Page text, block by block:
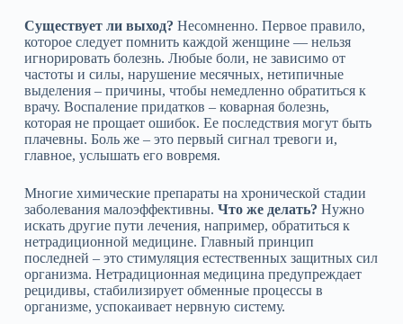
Существует ли выход? Несомненно. Первое правило,
которое следует помнить каждой женщине — нельзя
игнорировать болезнь. Любые боли, не зависимо от
частоты и силы, нарушение месячных, нетипичные
выделения – причины, чтобы немедленно обратиться к
врачу. Воспаление придатков – коварная болезнь,
которая не прощает ошибок. Ее последствия могут быть
плачевны. Боль же – это первый сигнал тревоги и,
главное, услышать его вовремя.
Многие химические препараты на хронической стадии
заболевания малоэффективны. Что же делать? Нужно
искать другие пути лечения, например, обратиться к
нетрадиционной медицине. Главный принцип
последней – это стимуляция естественных защитных сил
организма. Нетрадиционная медицина предупреждает
рецидивы, стабилизирует обменные процессы в
организме, успокаивает нервную систему.